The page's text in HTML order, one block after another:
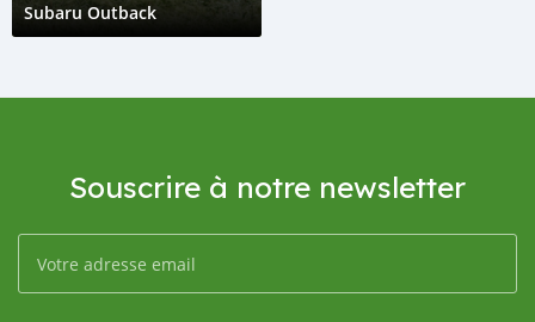
Subaru Outback
Souscrire à notre newsletter